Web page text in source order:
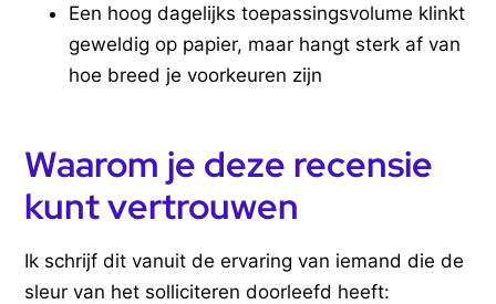
Een hoog dagelijks toepassingsvolume klinkt
geweldig op papier, maar hangt sterk af van
hoe breed je voorkeuren zijn
Waarom je deze recensie
kunt vertrouwen
Ik schrijf dit vanuit de ervaring van iemand die de
sleur van het solliciteren doorleefd heeft: